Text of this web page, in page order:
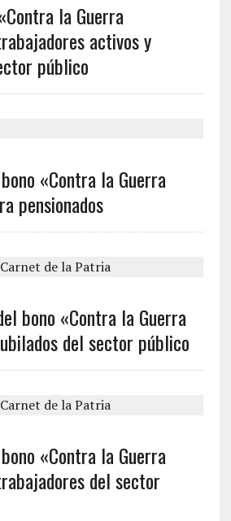
la Guerra
activos y
público
«Contra la Guerra
pensionados
bono «Contra la Guerra
del sector público
«Contra la Guerra
del sector